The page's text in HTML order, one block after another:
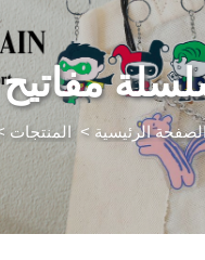
الرئيسية > المنتجات